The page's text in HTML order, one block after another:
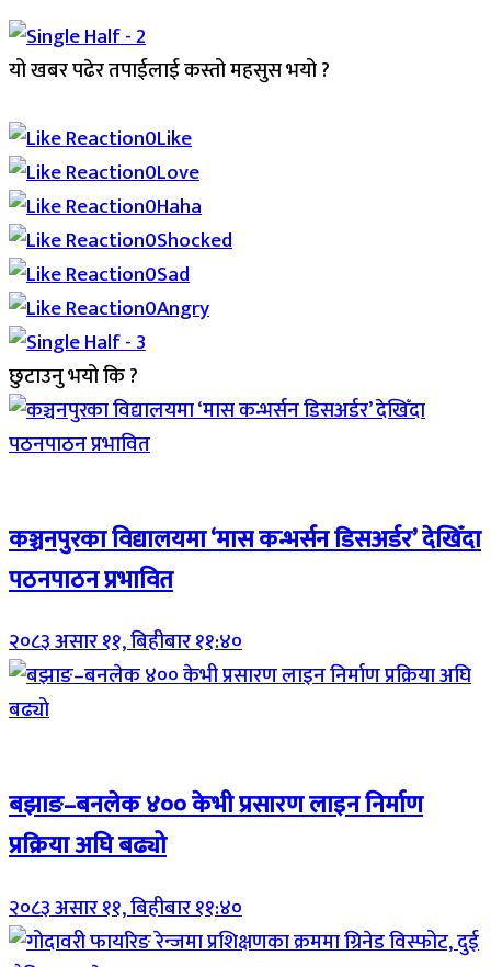
यो खबर पढेर तपाईलाई कस्तो महसुस भयो ?
0Like
0Love
0Haha
0Shocked
0Sad
0Angry
छुटाउनु भयो कि ?
कञ्चनपुरका विद्यालयमा ‘मास कन्भर्सन डिसअर्डर’ देखिँदा
पठनपाठन प्रभावित
२०८३ असार ११, बिहीबार ११:४०
बझाङ–बनलेक ४०० केभी प्रसारण लाइन निर्माण
प्रक्रिया अघि बढ्यो
२०८३ असार ११, बिहीबार ११:४०